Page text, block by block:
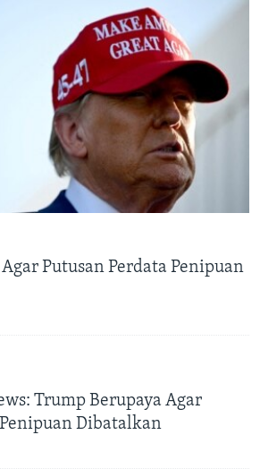
Putusan Perdata Penipuan
Trump Berupaya Agar
Dibatalkan